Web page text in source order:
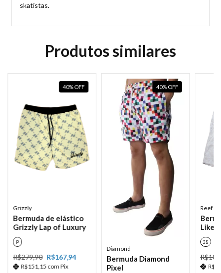
skatistas.
Produtos similares
40%OFF
Grizzly
Bermuda de elástico
Grizzly Lap of Luxury
P
R$279,90 R$167,94
R$151,15 com Pix
40% OFF
Diamond
Bermuda Diamond
Pixel
Reef
Like
38